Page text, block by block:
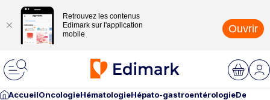
Retrouvez les contenus
Edimark sur l'application
mobile
Ouvrir
AccueilOncologieHématologieHépato-gastroentérologie